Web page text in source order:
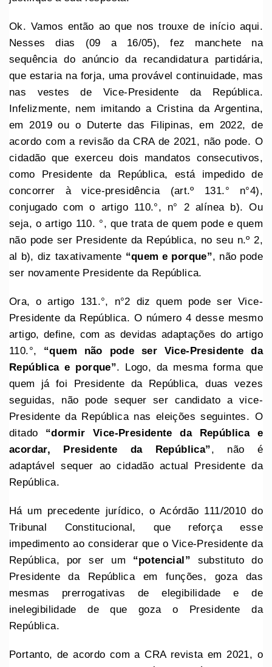
Ok. Vamos então ao que nos trouxe de início aqui.
Nesses dias (09 a 16/05), fez manchete na
sequência do anúncio da recandidatura partidária,
que estaria na forja, uma provável continuidade, mas
nas vestes de Vice-Presidente da República.
Infelizmente, nem imitando a Cristina da Argentina,
em 2019 ou o Duterte das Filipinas, em 2022, de
acordo com a revisão da CRA de 2021, não pode. O
cidadão que exerceu dois mandatos consecutivos,
como Presidente da República, está impedido de
concorrer à vice-presidência (art.º 131.° n°4),
conjugado com o artigo 110.°, n° 2 alínea b). Ou
seja, o artigo 110. °, que trata de quem pode e quem
não pode ser Presidente da República, no seu n.º 2,
al b), diz taxativamente “quem e porque”, não pode
ser novamente Presidente da República.
Ora, o artigo 131.°, n°2 diz quem pode ser Vice-
Presidente da República. O número 4 desse mesmo
artigo, define, com as devidas adaptações do artigo
110.°, “quem não pode ser Vice-Presidente da
República e porque”. Logo, da mesma forma que
quem já foi Presidente da República, duas vezes
seguidas, não pode sequer ser candidato a vice-
Presidente da República nas eleições seguintes. O
ditado “dormir Vice-Presidente da República e
acordar, Presidente da República”, não é
adaptável sequer ao cidadão actual Presidente da
República.
Há um precedente jurídico, o Acórdão 111/2010 do
Tribunal Constitucional, que reforça esse
impedimento ao considerar que o Vice-Presidente da
República, por ser um “potencial” substituto do
Presidente da República em funções, goza das
mesmas prerrogativas de elegibilidade e de
inelegibilidade de que goza o Presidente da
República.
Portanto, de acordo com a CRA revista em 2021, o